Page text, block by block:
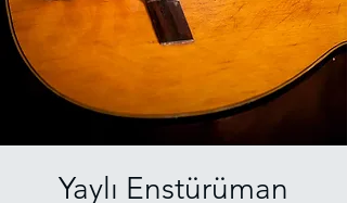
Yaylı Enstürüman